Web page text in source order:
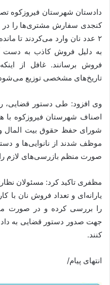
دادستان شهرستان فیروزکوه
کنجدی سفارش مشتری‌ها را در
۲ عدد نان وارد می‌کردند تا
به دلیل فروش کاذب به دست
فروش برسانند. غافل از
تاریخ‌های مشخصی توزیع
وی افزود: طی دستور قضایی،
اصناف شهرستان فیروزکوه با
شورای حفظ حقوق بیت المال
موظف شدند از نانوایی‌ها و
صورت منظم بازرسی‌های لازم را
مظفری تاکید کرد: مسئولان
را بررسی کرده و در صورت
جهت صدور دستور قضایی به
کنند.
انتهای پیام/